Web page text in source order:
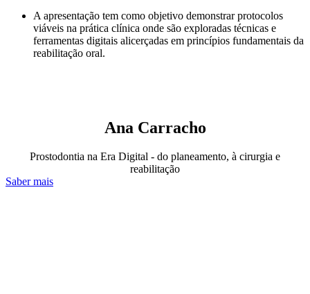
A apresentação tem como objetivo demonstrar protocolos
viáveis na prática clínica onde são exploradas técnicas e
ferramentas digitais alicerçadas em princípios fundamentais da
reabilitação oral.
Ana Carracho
Prostodontia na Era Digital - do planeamento, à cirurgia e
reabilitação
Saber mais